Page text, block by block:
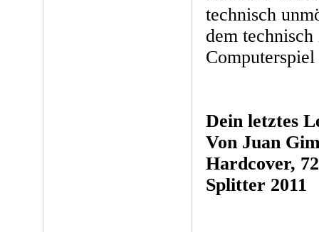
technisch
dem
Computerspiel
Dein letztes
Von Juan
Hardcover,
Splitter 2011